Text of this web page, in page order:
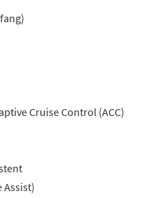
Cruise Control (ACC)
Assist)